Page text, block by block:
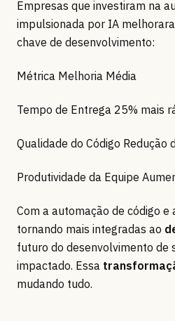
Empresas que investiram na
impulsionada por IA
chave de desenvolvimento:
Métrica Melhoria Média
Tempo de Entrega 25% mais
Qualidade do Código Redução
Produtividade da Equipe
Com a automação de código
tornando mais integradas ao
futuro do desenvolvimento de
impactado. Essa
mudando tudo.